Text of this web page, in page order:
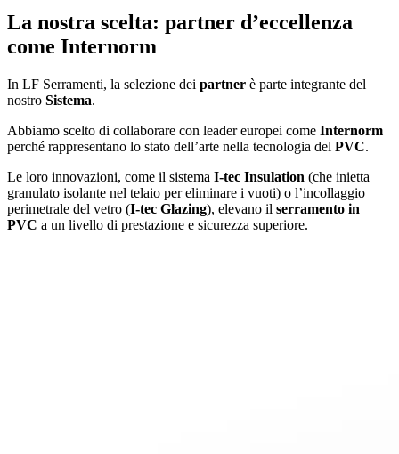
La nostra scelta: partner d’eccellenza
come Internorm
In LF Serramenti, la selezione dei partner è parte integrante del
nostro Sistema.
Abbiamo scelto di collaborare con leader europei come Internorm
perché rappresentano lo stato dell’arte nella tecnologia del PVC.
Le loro innovazioni, come il sistema I-tec Insulation (che inietta
granulato isolante nel telaio per eliminare i vuoti) o l’incollaggio
perimetrale del vetro (I-tec Glazing), elevano il serramento in
PVC a un livello di prestazione e sicurezza superiore.